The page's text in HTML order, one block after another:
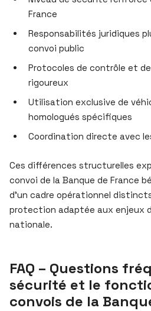
France
Responsabilités juridiques
convoi public
Protocoles de contrôle et
rigoureux
Utilisation exclusive de
homologués spécifiques
Coordination directe avec
Ces différences structurelles
convoi de la Banque de France
d’un cadre opérationnel
protection adaptée aux enjeux
nationale.
FAQ – Questions
sécurité et le
convois de la